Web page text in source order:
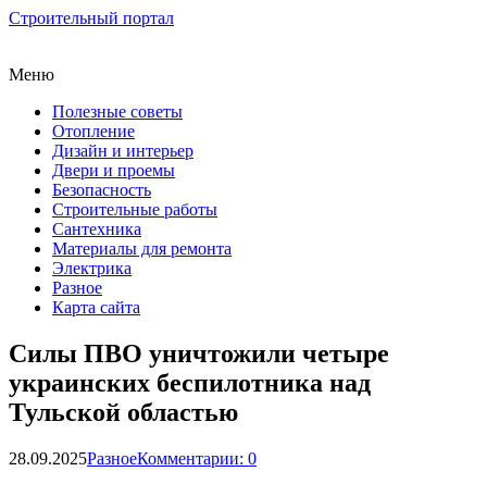
Строительный портал
Меню
Полезные советы
Отопление
Дизайн и интерьер
Двери и проемы
Безопасность
Строительные работы
Сантехника
Материалы для ремонта
Электрика
Разное
Карта сайта
Силы ПВО уничтожили четыре
украинских беспилотника над
Тульской областью
28.09.2025РазноеКомментарии: 0